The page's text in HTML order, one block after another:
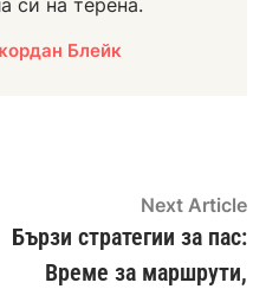
си на терена.
Блейк
Next Article
Бързи стратегии за пас:
Време за маршрути,